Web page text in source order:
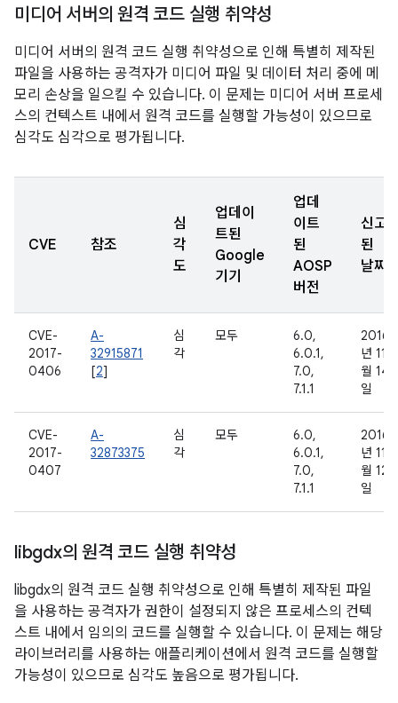
미디어 서버의 원격 코드 실행 취약성
미디어 서버의 원격 코드 실행 취약성으로 인해 특별히 제작된
파일을 사용하는 공격자가 미디어 파일 및 데이터 처리 중에 메
모리 손상을 일으킬 수 있습니다. 이 문제는 미디어 서버 프로세
스의 컨텍스트 내에서 원격 코드를 실행할 가능성이 있으므로
심각도 심각으로 평가됩니다.
CVE 참조
심
각
도
업데이
트된
Google
기기
업데
이트
된
AOSP
버전
신고
된
날짜
CVE-
2017-
0406
A-
32915871
[2]
심
각
모두
6.0,
6.0.1,
7.0,
7.1.1
2016
년 11
월 14
일
CVE-
2017-
0407
A-
32873375
심
각
모두
6.0,
6.0.1,
7.0,
7.1.1
2016
년 11
월 12
일
libgdx의 원격 코드 실행 취약성
libgdx의 원격 코드 실행 취약성으로 인해 특별히 제작된 파일
을 사용하는 공격자가 권한이 설정되지 않은 프로세스의 컨텍
스트 내에서 임의의 코드를 실행할 수 있습니다. 이 문제는 해당
라이브러리를 사용하는 애플리케이션에서 원격 코드를 실행할
가능성이 있으므로 심각도 높음으로 평가됩니다.